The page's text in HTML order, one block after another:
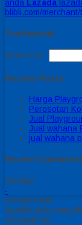
anda Lazada
blibli.com/
Testimonial
Search for:
Recent Posts
Harga
Perosotan
Jual
Jual wahana
jual wahana
Recent
Sidebar
-
Kontak Kami
Apabila ada yang
di bawah ini.